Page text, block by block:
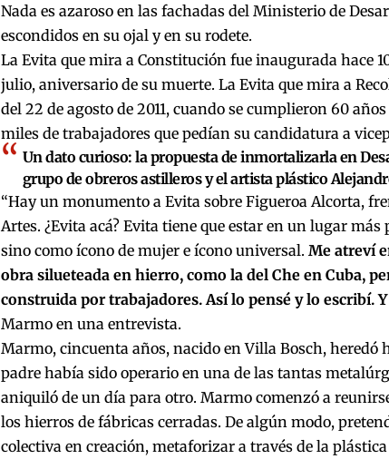
Nada es azaroso en las fachadas del Ministerio de
escondidos en su ojal y en su rodete.
La Evita que mira a Constitución fue inaugurada hace
julio, aniversario de su muerte. La Evita que mira a
del 22 de agosto de 2011, cuando se cumplieron 60
miles de trabajadores que pedían su candidatura a
Un dato curioso: la propuesta de inmortalizarla en
grupo de obreros astilleros y el artista plástico
“Hay un monumento a Evita sobre Figueroa Alcorta,
Artes. ¿Evita acá? Evita tiene que estar en un lugar
sino como ícono de mujer e ícono universal. Me atreví
obra silueteada en hierro, como la del Che en Cuba,
construida por trabajadores. Así lo pensé y lo escribí.
Marmo en una entrevista.
Marmo, cincuenta años, nacido en Villa Bosch, heredó
padre había sido operario en una de las tantas
aniquiló de un día para otro. Marmo comenzó a
los hierros de fábricas cerradas. De algún modo,
colectiva en creación, metaforizar a través de la